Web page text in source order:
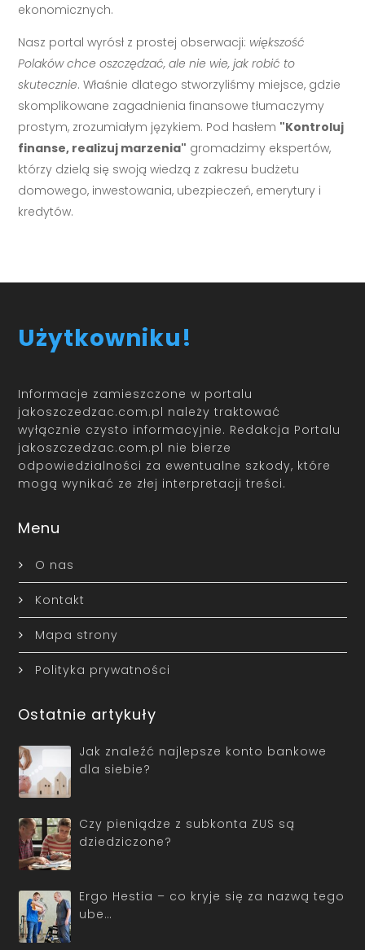
ekonomicznych.
Nasz portal wyrósł z prostej obserwacji: większość
Polaków chce oszczędzać, ale nie wie, jak robić to
skutecznie. Właśnie dlatego stworzyliśmy miejsce, gdzie
skomplikowane zagadnienia finansowe tłumaczymy
prostym, zrozumiałym językiem. Pod hasłem "Kontroluj
finanse, realizuj marzenia" gromadzimy ekspertów,
którzy dzielą się swoją wiedzą z zakresu budżetu
domowego, inwestowania, ubezpieczeń, emerytury i
kredytów.
Użytkowniku!
Informacje zamieszczone w portalu
jakoszczedzac.com.pl należy traktować
wyłącznie czysto informacyjnie. Redakcja Portalu
jakoszczedzac.com.pl nie bierze
odpowiedzialności za ewentualne szkody, które
mogą wynikać ze złej interpretacji treści.
Menu
O nas
Kontakt
Mapa strony
Polityka prywatności
Ostatnie artykuły
Jak znaleźć najlepsze konto bankowe
dla siebie?
Czy pieniądze z subkonta ZUS są
dziedziczone?
Ergo Hestia – co kryje się za nazwą tego
ube…